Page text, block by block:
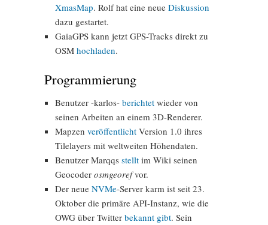
XmasMap. Rolf hat eine neue Diskussion
dazu gestartet.
GaiaGPS kann jetzt GPS-Tracks direkt zu
OSM hochladen.
Programmierung
Benutzer -karlos- berichtet wieder von
seinen Arbeiten an einem 3D-Renderer.
Mapzen veröffentlicht Version 1.0 ihres
Tilelayers mit weltweiten Höhendaten.
Benutzer Marqqs stellt im Wiki seinen
Geocoder osmgeorefvor.
Der neue NVMe-Server karm ist seit 23.
Oktober die primäre API-Instanz, wie die
OWG über Twitter bekannt gibt. Sein